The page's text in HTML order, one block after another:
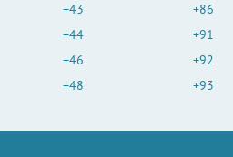
+43
+44
+46
+48
+86
+91
+92
+93